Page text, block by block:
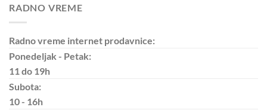
RADNO VREME
Radno vreme internet prodavnice:
Ponedeljak - Petak:
11 do 19h
Subota:
10 - 16h